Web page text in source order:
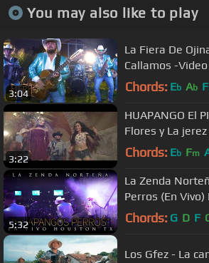
You may also like to play
3:04
La Fiera De
Callamos -
Chords: Eb Ab F
3:22
HUAPANGO El PISTOLERO- Marco
Flores y La jerez
Chords: Eb Fm
5:32
La Zenda
Perros (En
Chords: G D F
Los Gfez - La